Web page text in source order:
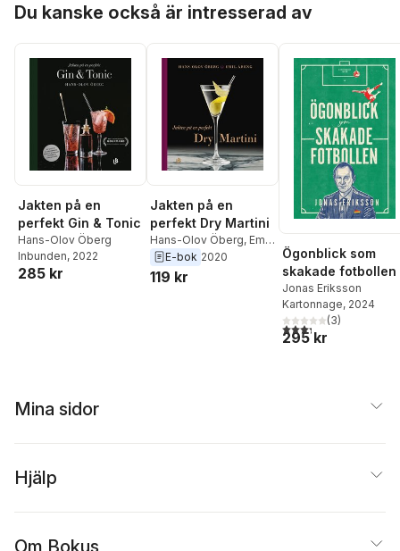
Du kanske också är intresserad av
Jakten på en
perfekt Gin & Tonic
Hans-Olov Öberg
Inbunden, 2022
285 kr
Jakten på en
perfekt Dry Martini
Hans-Olov Öberg, Emil
Åreng
E-bok 2020
119 kr
Ögonblick som
skakade fotbollen
Jonas Eriksson
Kartonnage, 2024
3,3utav 5 stjärnor.
(3)
295 kr
Mina sidor
Hjälp
Om Bokus